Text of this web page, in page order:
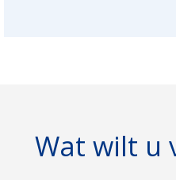
Wat wilt u